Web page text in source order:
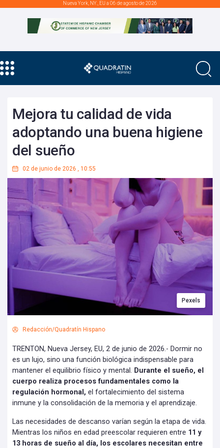
Nueva York, NY., EU a 06 de agosto de 2026
Mejora tu calidad de vida
adoptando una buena higiene
del sueño
02 de junio de 2026 , 10:55
Pexels
Redacción/Quadratín Hispano
TRENTON, Nueva Jersey, EU, 2 de junio de 2026.- Dormir no
es un lujo, sino una función biológica indispensable para
mantener el equilibrio físico y mental. Durante el sueño, el
cuerpo realiza procesos fundamentales como la
regulación hormonal, el fortalecimiento del sistema
inmune y la consolidación de la memoria y el aprendizaje.
Las necesidades de descanso varían según la etapa de vida.
Mientras los niños en edad preescolar requieren entre 11 y
13 horas de sueño al día, los escolares necesitan entre